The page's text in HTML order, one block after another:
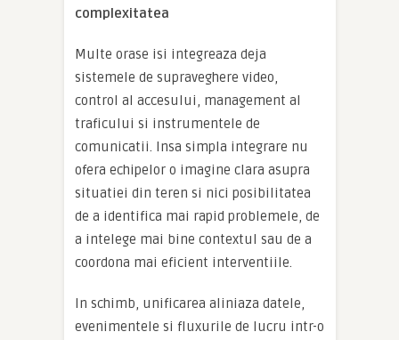
complexitatea
Multe orase isi integreaza deja
sistemele de supraveghere video,
control al accesului, management al
traficului si instrumentele de
comunicatii. Insa simpla integrare nu
ofera echipelor o imagine clara asupra
situatiei din teren si nici posibilitatea
de a identifica mai rapid problemele, de
a intelege mai bine contextul sau de a
coordona mai eficient interventiile.
In schimb, unificarea aliniaza datele,
evenimentele si fluxurile de lucru intr-o